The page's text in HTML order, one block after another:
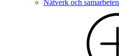
Nätverk och samarbeten